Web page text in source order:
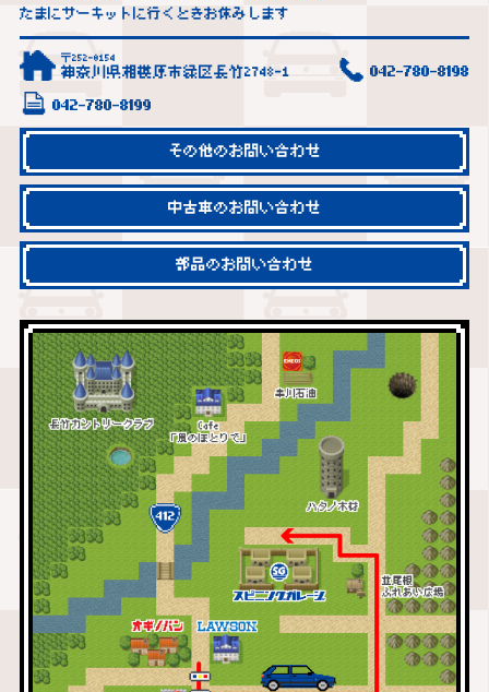
たまにサーキットに行くときお休みします
〒252-0154
神奈川県相模原市緑区長竹2748-1 042-780-8198
042-780-8199
その他のお問い合わせ
中古車のお問い合わせ
部品のお問い合わせ